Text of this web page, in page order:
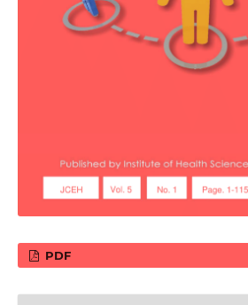
PDF